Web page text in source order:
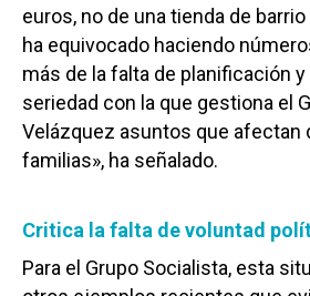
euros, no de una tienda de
ha equivocado haciendo
más de la falta de planificación y
seriedad con la que gestiona el
Velázquez asuntos que afectan
familias», ha señalado.
Critica la falta de voluntad
Para el Grupo Socialista, esta